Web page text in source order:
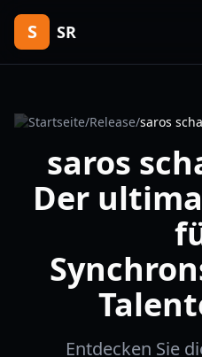
S SR
Startseite/Release/
saros
Der
Entdecken Sie